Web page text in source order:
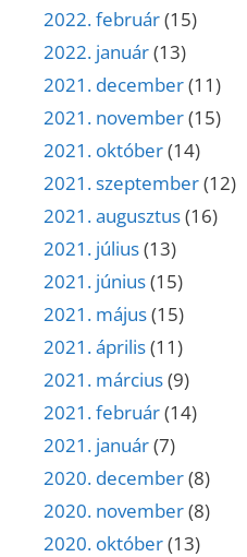
2022. február(15)
2022. január(13)
2021. december(11)
2021. november(15)
2021. október(14)
2021. szeptember(12)
2021. augusztus(16)
2021. július(13)
2021. június(15)
2021. május(15)
2021. április(11)
2021. március(9)
2021. február(14)
2021. január(7)
2020. december(8)
2020. november(8)
2020. október(13)